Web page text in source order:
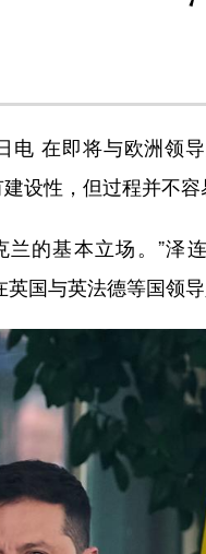
在即将与欧洲领导
设性，但过程并不容
的基本立场。”泽连
国与英法德等国领